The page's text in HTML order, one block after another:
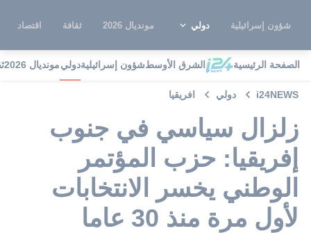
شؤون إسرائيلية دولي مونديال 2026 ثقافة اقتصاد
الصفحة الرئيسية الشرق الأوسطشؤون إسرائيليةدوليمونديال 2026
i24NEWS دولي افريقيا
زلزال سياسي في جنوب
إفريقيا: حزب المؤتمر
الوطني يخسر الانتخابات
لأول مرة منذ 30 عاما